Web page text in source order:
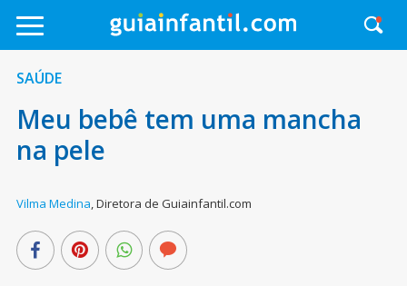
SAÚDE
Meu bebê tem uma mancha
na pele
Vilma Medina,Diretora de Guiainfantil.com